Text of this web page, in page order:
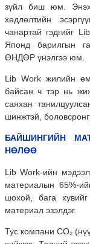
зүйл биш юм.
хөдлөлтийн
чанартай гэдгийг
Японд барилгын
ӨНДӨР үнэлгээ юм.
Lib Work жилийн
байсан ч тэр нь
саяхан
шинжтэй,
БАЙШИНГИЙН
НӨЛӨӨ
Lib Work-ийн
материалын 65%-
шохой, бага
материал эзэлдэг.
Тус компани CO₂